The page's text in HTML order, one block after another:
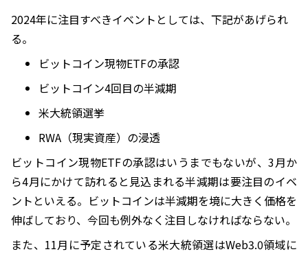
2024年に注目すべきイベントとしては、下記があげられ
る。
ビットコイン現物ETFの承認
ビットコイン4回目の半減期
米大統領選挙
RWA（現実資産）の浸透
ビットコイン現物ETFの承認はいうまでもないが、3月か
ら4月にかけて訪れると見込まれる半減期は要注目のイベ
ントといえる。ビットコインは半減期を境に大きく価格を
伸ばしており、今回も例外なく注目しなければならない。
また、11月に予定されている米大統領選はWeb3.0領域に